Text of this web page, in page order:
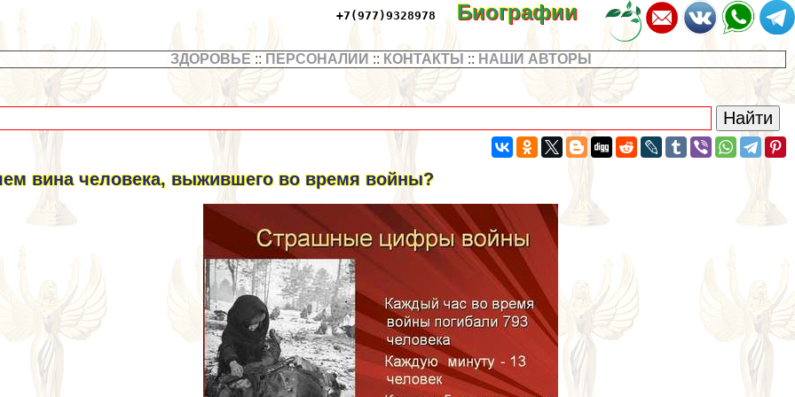
+7(977)9328978 Биографии
ЗДОРОВЬЕ :: ПЕРСОНАЛИИ :: КОНТАКТЫ :: НАШИ АВТОРЫ
вина человека, выжившего во время войны?